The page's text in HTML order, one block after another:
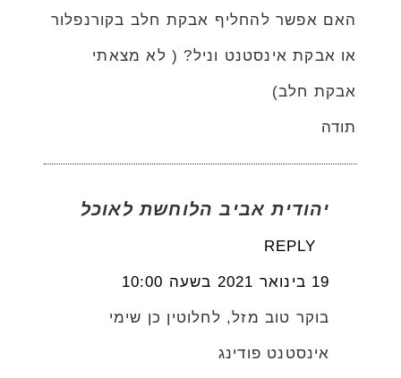
האם אפשר להחליף אבקת חלב בקורנפלור
או אבקת אינסטנט וניל? ( לא מצאתי
אבקת חלב)
תודה
יהודית אביב הלוחשת לאוכל
REPLY
19 בינואר 2021 בשעה 10:00
בוקר טוב מזל, לחלוטין כן שימי
אינסטנט פודינג